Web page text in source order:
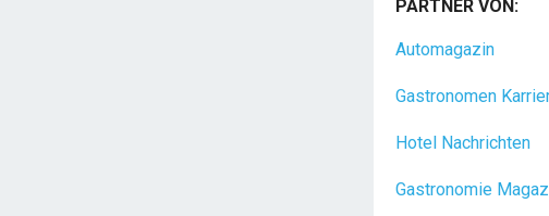
Urlaubsfeeling
(m/w/d) Du bist